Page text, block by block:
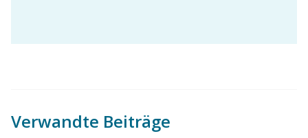
Verwandte Beiträge